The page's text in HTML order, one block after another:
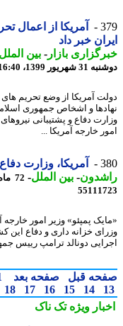
آمریکا از اعمال
خبر داد
بازار- بین الملل-
1399، 16:40
آمریکا از وضع تحریم های
و اشخاص جمهوری اسلامی
دفاع و پشتیبانی نیروهای
خارجه آمریکا ...
آمریکا، وزارت دفاع
-بین الملل-72 ماه پیش - دوشنبه 31 شهریور 1399، 15:55
پمپئو» وزیر امور خارجه
خزانه داری و دفاع این
دونالد ترامپ رییس جمهور
قبل صفحه بعد 1
2
14
15
16
17
18
19
ویژهتک ناک